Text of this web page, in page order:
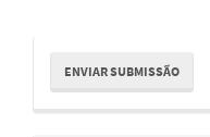
Enviar
Submissão
ENVIAR SUBMISSÃO